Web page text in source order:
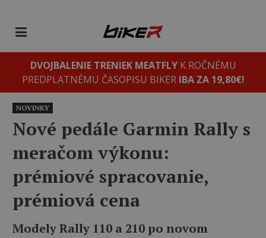
DVOJBALENIE TRENIEK MEATFLYK ROČNÉMU
PREDPLATNÉMU ČASOPISU BIKER IBA ZA 19,80€!
NOVINKY
Nové pedále Garmin Rally s
meračom výkonu:
prémiové spracovanie,
prémiová cena
Modely Rally 110 a 210 po novom